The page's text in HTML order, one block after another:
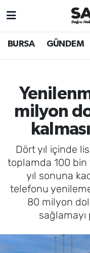
BURSA GÜNDEM
milyon
Dört yıl içinde
toplamda 100
yıl sonuna
telefonu
80 milyon
sağlamayı
ÖZEL HABER
MAGAZİN
BİLİM
TEKNOLOJİ
SPOR
EĞİTİM
Hava Durumu
TFF 2.Lig
Tüm
Haber Arşivi